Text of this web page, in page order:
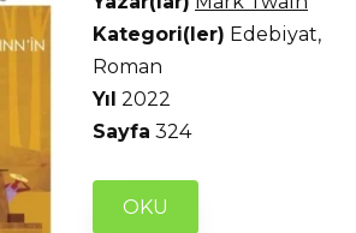
Kategori(ler) Edebiyat,
Roman
Yıl 2022
Sayfa 324
OKU